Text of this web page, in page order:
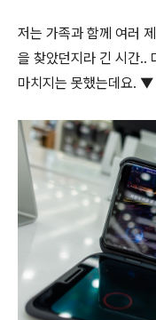
저는 가족과 함께 여러
을 찾았던지라 긴 시간..
마치지는 못했는데요. ▼